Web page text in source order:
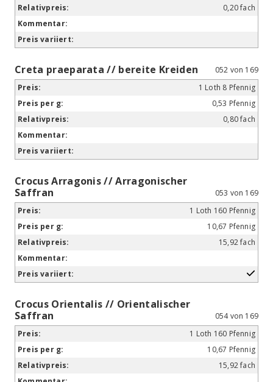
0,20 fach
Creta praeparata // bereite Kreiden
052 von 169
1 Loth 8 Pfennig
0,53 Pfennig
0,80 fach
Crocus Arragonis // Arragonischer
Saffran
053 von 169
1 Loth 160 Pfennig
10,67 Pfennig
15,92 fach
Crocus Orientalis // Orientalischer
Saffran
054 von 169
1 Loth 160 Pfennig
10,67 Pfennig
15,92 fach